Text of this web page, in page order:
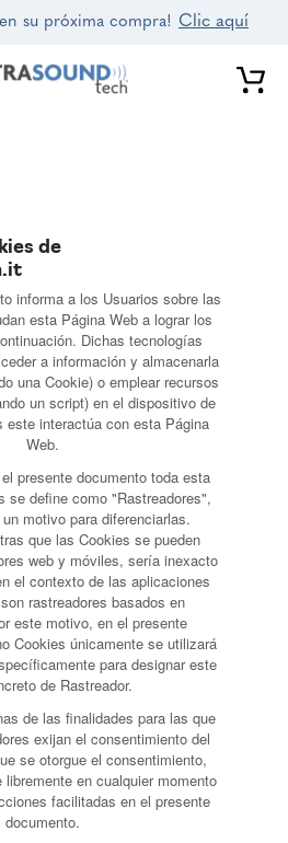
su próxima compra! Clic aquí
de
informa a los Usuarios sobre las
esta Página Web a lograr los
Dichas tecnologías
a información y almacenarla
una Cookie) o emplear recursos
un script) en el dispositivo de
este interactúa con esta Página
Web.
presente documento toda esta
se define como "Rastreadores",
motivo para diferenciarlas.
que las Cookies se pueden
web y móviles, sería inexacto
el contexto de las aplicaciones
rastreadores basados en
este motivo, en el presente
Cookies únicamente se utilizará
para designar este
de Rastreador.
de las finalidades para las que
exijan el consentimiento del
se otorgue el consentimiento,
en cualquier momento
facilitadas en el presente
documento.